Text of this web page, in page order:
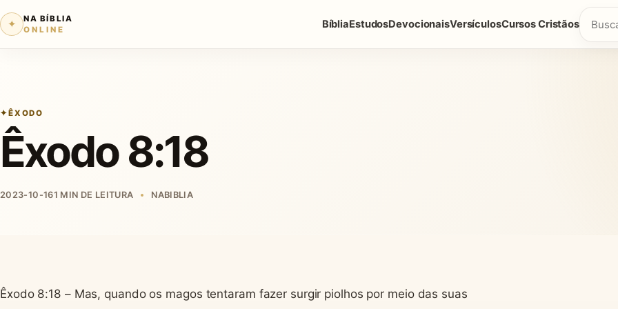
✦
NA BÍBLIA
ONLINE
BíbliaEstudosDevocionaisVersículosCursos Cristãos
ÊXODO
Êxodo 8:18
2023-10-161 MIN DE LEITURA NABIBLIA
Êxodo 8:18 – Mas, quando os magos tentaram fazer surgir piolhos por meio das suas